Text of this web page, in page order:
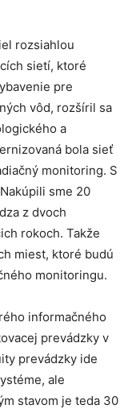
rozsiahlou
sietí, ktoré
pre
vôd, rozšíril sa
a
bola sieť
monitoring. S
sme 20
z dvoch
rokoch. Takže
miest, ktoré budú
monitoringu.
informačného
prevádzky v
prevádzky ide
ale
stavom je teda 30